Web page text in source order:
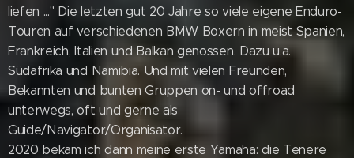
liefen ..." Die letzten gut 20 Jahre so viele eigene Enduro-
Touren auf verschiedenen BMW Boxern in meist Spanien,
Frankreich, Italien und Balkan genossen. Dazu u.a.
Südafrika und Namibia. Und mit vielen Freunden,
Bekannten und bunten Gruppen on- und offroad
unterwegs, oft und gerne als
Guide/Navigator/Organisator.
2020 bekam ich dann meine erste Yamaha: die Tenere